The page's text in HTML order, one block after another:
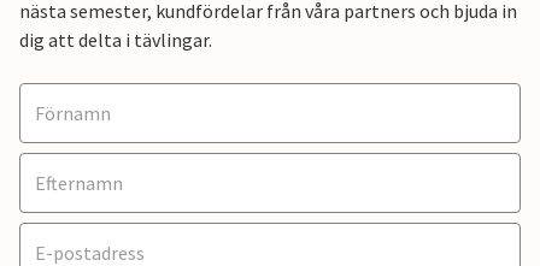
nästa semester, kundfördelar från våra partners och bjuda in
dig att delta i tävlingar.